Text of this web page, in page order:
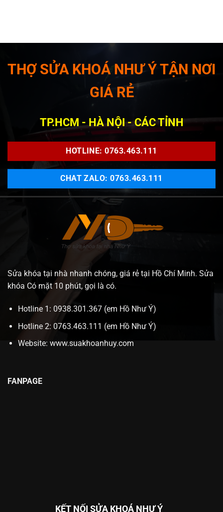
THỢ SỬA KHOÁ NHƯ Ý TẬN NƠI
GIÁ RẺ
TP.HCM - HÀ NỘI - CÁC TỈNH
HOTLINE: 0763.463.111
CHAT ZALO: 0763.463.111
Sửa khóa tại nhà nhanh chóng, giá rẻ tại Hồ Chí Minh. Sửa
khóa Có mặt 10 phút, gọi là có.
Hotline 1: 0938.301.367 (em Hồ Như Ý)
Hotline 2: 0763.463.111 (em Hồ Như Ý)
Website: www.suakhoanhuy.com
FANPAGE
KẾT NỐI SỬA KHOÁ NHƯ Ý